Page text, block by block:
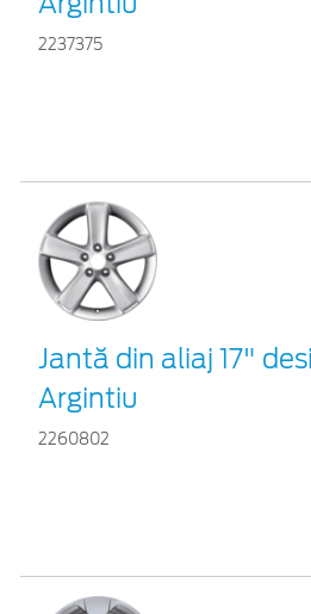
2237375
Jantă din aliaj 17"
Argintiu
2260802